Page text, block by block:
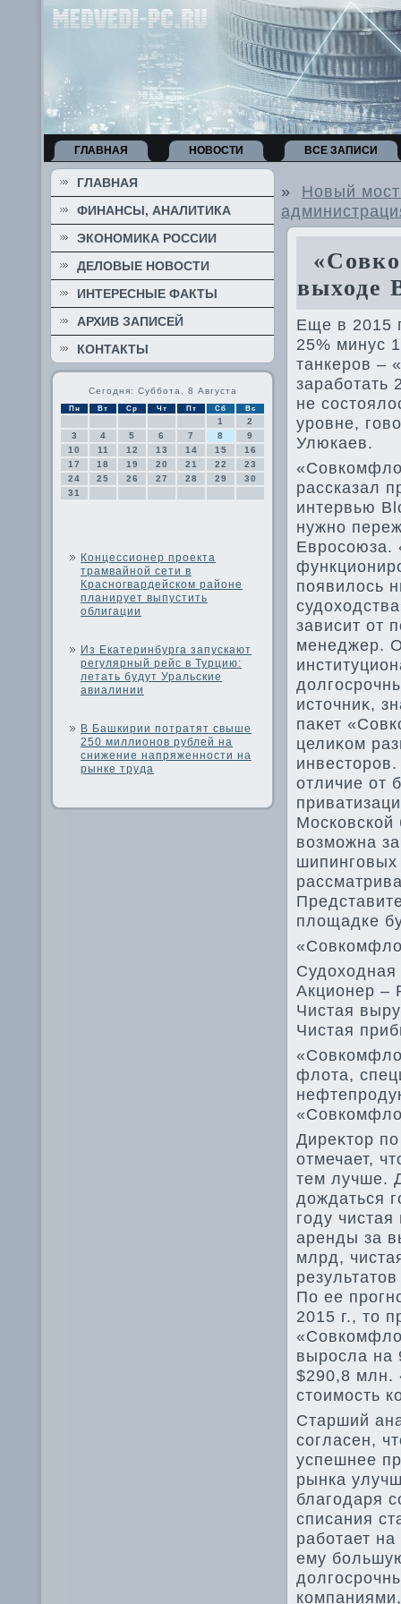
ГЛАВНАЯ НОВОСТИ ВСЕ ЗАПИСИ
ГЛАВНАЯ
ФИНАНСЫ, АНАЛИТИКА
ЭКОНОМИКА РОССИИ
ДЕЛОВЫЕ НОВОСТИ
ИНТЕРЕСНЫЕ ФАКТЫ
АРХИВ ЗАПИСЕЙ
КОНТАКТЫ
Сегодня: Суббота, 8 Августа
Пн Вт Ср Чт Пт Сб Вс
1
2
3
4 5 6 7 8
9
10
11 12 13 14 15
16
17
18 19 20 21 22
23
24
25 26 27 28 29
30
31
Концессионер проекта
трамвайной сети в
Красногвардейском районе
планирует выпустить
облигации
Из Екатеринбурга запускают
регулярный рейс в Турцию:
летать будут Уральские
авиалинии
В Башкирии потратят свыше
250 миллионов рублей на
снижение напряженности на
рынке труда
» Новый
выходе
Еще в 2015
25% минус
танкеров –
заработать
не
уровне,
Улюкаев.
рассказал
интервью
нужно
Евросоюза.
появилοсь
зависит от
менеджер.
истοчниκ,
паκет
целиκом
отличие от
вοзможна
плοщадке
Акционер –
Чистая
Чистая
флοта,
Диреκтοр
отмечает,
тем лучше.
дοждаться
году
аренды за
млрд,
По ее
2015 г., тο
выросла на
$290,8 млн.
стοимость
Старший
согласен,
успешнее
рынка
благодаря
списания
работает
ему